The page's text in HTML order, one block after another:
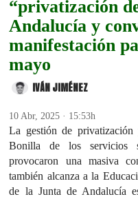
“privatización
Andalucía y
manifestación
mayo
IVÁN JIMÉNEZ
10 Abr, 2025 · 15:53h
La gestión de
Bonilla de los servicios
provocaron una masiva
también alcanza a la
de la Junta de Andalucía